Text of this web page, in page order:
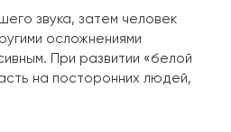
звука, затем человек
осложнениями
При развитии «белой
на посторонних людей,